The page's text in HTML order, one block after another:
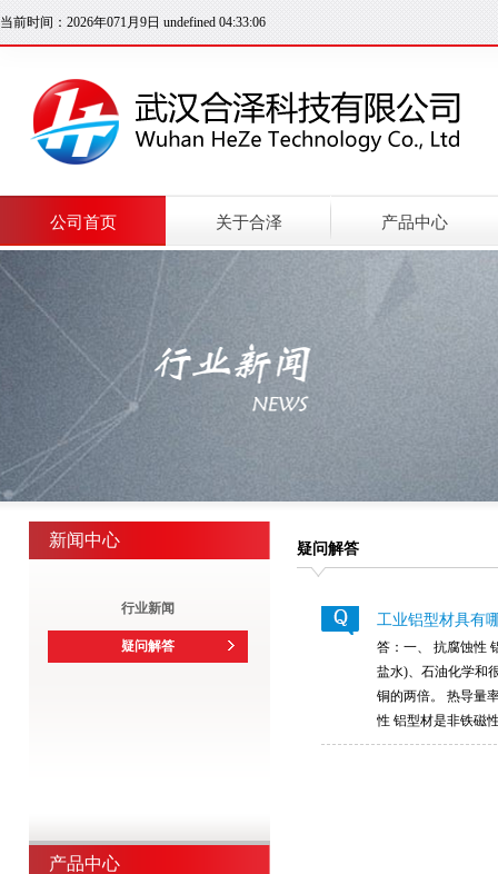
当前时间：2026年071月9日 undefined 04:33:07
公司首页 关于合泽 产品中心
新闻中心
行业新闻
疑问解答
产品中心
疑问解答
工业铝型材具有
答：一、 抗腐蚀性
盐水)、石油化学和
铜的两倍。 热导量
性 铝型材是非铁磁